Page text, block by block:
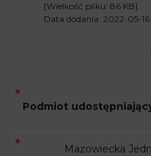
[Wielkość pliku: 86 KB].
Data dodania: 2022-05-16
Podmiot
Mazowiecka